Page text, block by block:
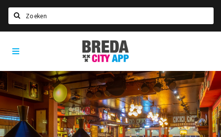
Home
Agenda
Deals
Party pics
Nieuws, interviews & blogs
Breda
City
App